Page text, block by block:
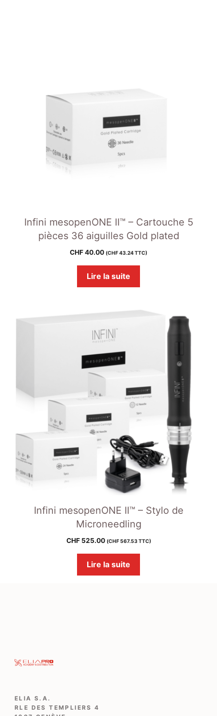
Infini mesopenONE II™ – Cartouche 5
pièces 36 aiguilles Gold plated
CHF40.00 (CHF43.24TTC)
Lire la suite
Infini mesopenONE II™ – Stylo de
Microneedling
CHF525.00 (CHF567.53 TTC)
Lire la suite
ELIA S.A.
RLE DES TEMPLIERS 4